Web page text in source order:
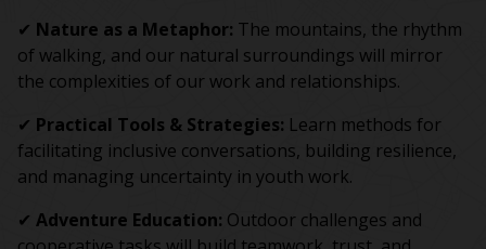
✔ Nature as a Metaphor: The mountains, the rhythm
of walking, and our natural surroundings will mirror
the complexities of our work and relationships.
✔ Practical Tools & Strategies: Learn methods for
facilitating inclusive conversations, building resilience,
and managing uncertainty in youth work.
✔ Adventure Education: Outdoor challenges and